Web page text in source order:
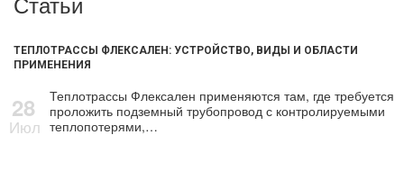
ТЕПЛОТРАССЫ ФЛЕКСАЛЕН: УСТРОЙСТВО, ВИДЫ И ОБЛАСТИ
ПРИМЕНЕНИЯ
28
Июл
Теплотрассы Флексален применяются там, где требуется
проложить подземный трубопровод с контролируемыми
теплопотерями,…